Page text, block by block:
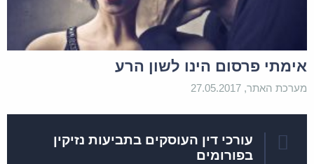
אימתי פרסום הינו לשון הרע
מערכת האתר, 27.05.2017
עורכי דין העוסקים בתביעות נזיקין
בפורומים